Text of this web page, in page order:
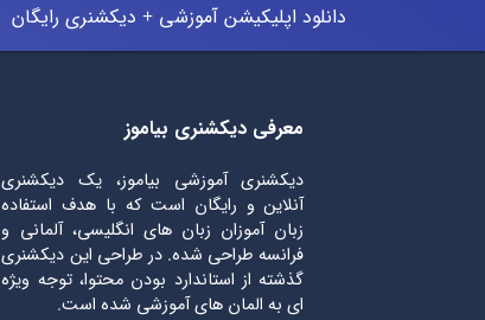
دانلود اپلیکیشن آموزشی + دیکشنری رایگان
معرفی دیکشنری بیاموز
دیکشنری آموزشی بیاموز، یک دیکشنری
آنلاین و رایگان است که با هدف استفاده
زبان آموزان زبان های انگلیسی، آلمانی و
فرانسه طراحی شده. در طراحی این دیکشنری
گذشته از استاندارد بودن محتوا، توجه ویژه
ای به المان های آموزشی شده است.